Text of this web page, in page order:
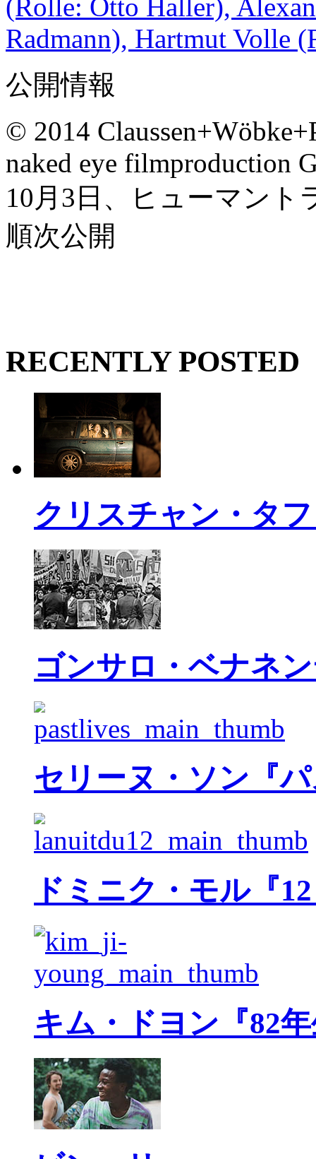
公開情報
© 2014
naked eye filmproduction
10月3日、ヒューマント
順次公開
RECENTLY POSTED
クリスチャン・タ
ゴンサロ・ベナネ
セリーヌ・ソン『
ドミニク・モル『
キム・ドヨン『82